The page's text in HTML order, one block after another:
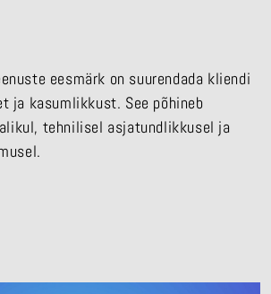
eesmärk on suurendada kliendi
ja kasumlikkust. See põhineb
tehnilisel asjatundlikkusel ja